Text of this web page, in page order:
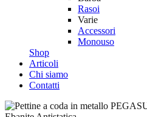
Rasoi
Varie
Accessori
Monouso
Shop
Articoli
Chi siamo
Contatti